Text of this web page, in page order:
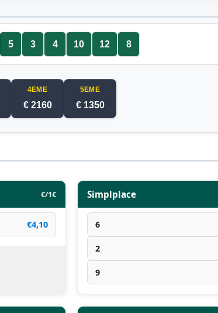
5 3 4 10 12 8
4EME
€ 2160
5EME
€ 1350
€/1€
€4,10
Simplplace
6
2
9